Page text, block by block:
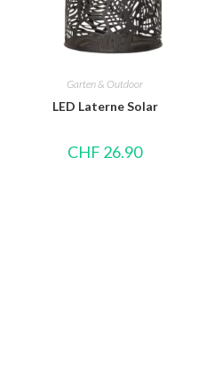
Garten & Outdoor
LED Laterne Solar
CHF 26.90